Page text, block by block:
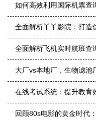
如何高效利用国际机票查
全面解析丫丫影院：打造
全面解析飞机实时航班查
大厂vs本地厂，生物滤池
在线考试系统：提升教育
回顾80s电影的黄金时代